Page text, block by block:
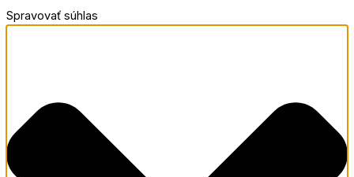
Spravovať súhlas